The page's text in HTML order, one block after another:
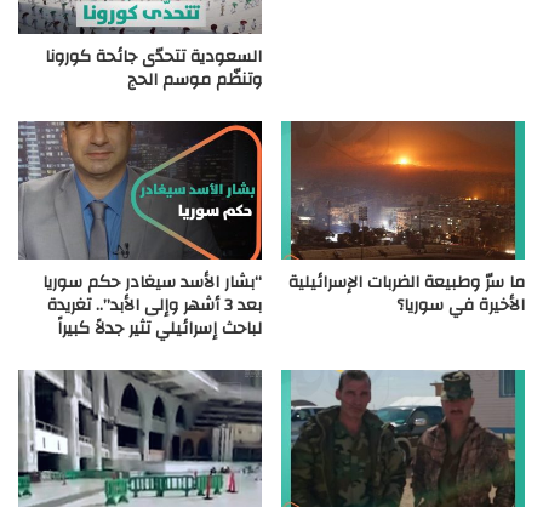
السعودية تتحدّى جائحة كورونا
وتنظّم موسم الحج
ما سرّ وطبيعة الضربات الإسرائيلية
الأخيرة في سوريا؟
“بشار الأسد سيغادر حكم سوريا
بعد 3 أشهر وإلى الأبد”.. تغريدة
لباحث إسرائيلي تثير جدلاً كبيراً